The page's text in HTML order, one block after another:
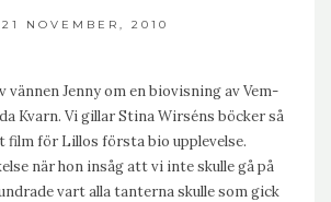
21 NOVEMBER, 2010
vännen Jenny om en biovisning av Vem-
Kvarn. Vi gillar Stina Wirséns böcker så
film för Lillos första bio upplevelse.
när hon insåg att vi inte skulle gå på
vart alla tanterna skulle som gick